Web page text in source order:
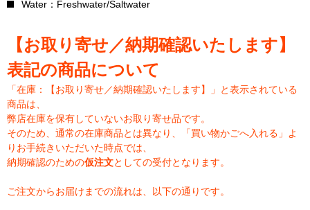
Water：Freshwater/Saltwater
【お取り寄せ／納期確認いたします】
表記の商品について
「在庫：【お取り寄せ／納期確認いたします】」と表示されている
商品は、
弊店在庫を保有していないお取り寄せ品です。
そのため、通常の在庫商品とは異なり、「買い物かごへ入れる」よ
りお手続きいただいた時点では、
納期確認のための仮注文としての受付となります。
ご注文からお届けまでの流れは、以下の通りです。